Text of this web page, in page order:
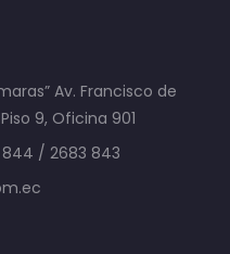
Av. Francisco de
9, Oficina 901
/ 2683 843